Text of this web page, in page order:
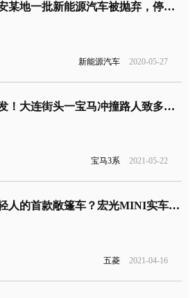
西安某地一批新能源汽车被抛弃，停放一年成为僵尸车
新能源汽车 2020-05-27
突发！大连街头一宝马冲撞路人致多人死亡
宝马3系 2021-05-22
年轻人的首款敞篷车？宏光MINI实车曝光
五菱 2021-04-16